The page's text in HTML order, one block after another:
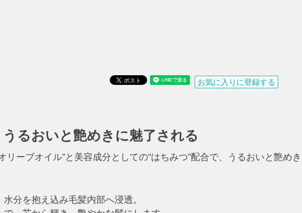
お気に入りに登録する
るおいと艶めきに魅了される
リーブオイル”と美容成分としての“はちみつ”配合で、うるおいと艶め
分を抱え込み毛髪内部へ浸透。